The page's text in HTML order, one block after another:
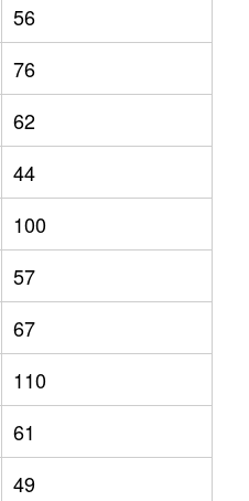
56
76
62
44
100
57
67
110
61
49